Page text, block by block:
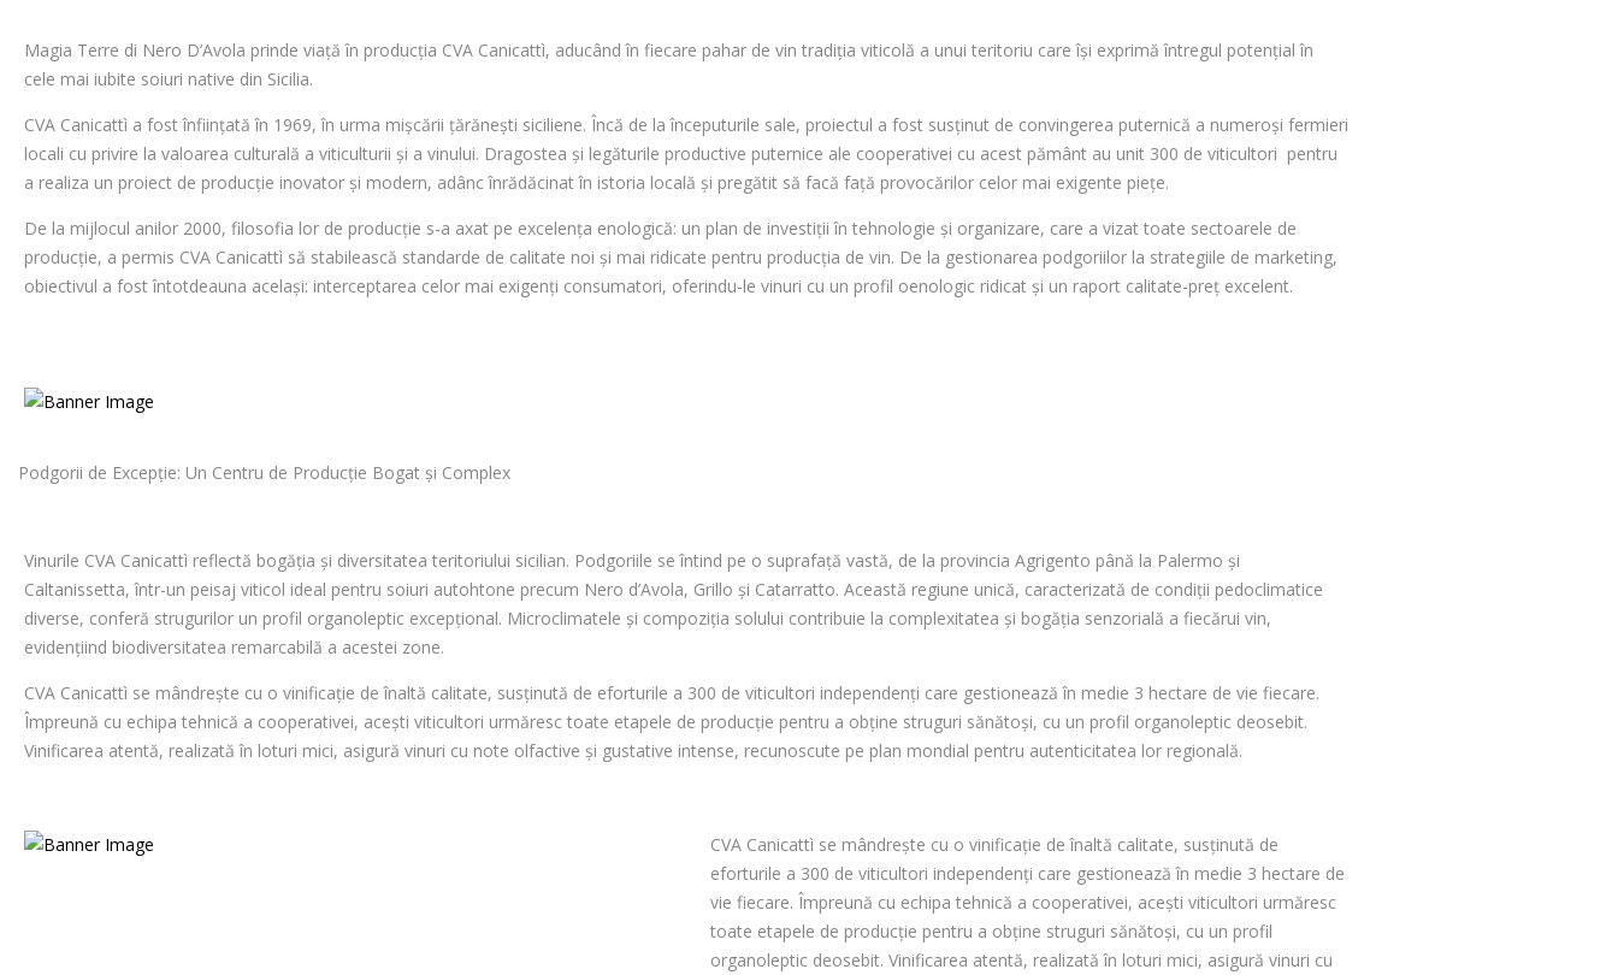
Magia Terre di Nero D’Avola prinde viață în producția CVA Canicattì, aducând în fiecare pahar de vin tradiția viticolă a unui teritoriu care își exprimă întregul potențial în
cele mai iubite soiuri native din Sicilia.
CVA Canicattì a fost înființată în 1969, în urma mișcării țărănești siciliene. Încă de la începuturile sale, proiectul a fost susținut de convingerea puternică a numeroși fermieri
locali cu privire la valoarea culturală a viticulturii și a vinului. Dragostea și legăturile productive puternice ale cooperativei cu acest pământ au unit 300 de viticultori pentru
a realiza un proiect de producție inovator și modern, adânc înrădăcinat în istoria locală și pregătit să facă față provocărilor celor mai exigente piețe.
De la mijlocul anilor 2000, filosofia lor de producție s-a axat pe excelența enologică: un plan de investiții în tehnologie și organizare, care a vizat toate sectoarele de
producție, a permis CVA Canicattì să stabilească standarde de calitate noi și mai ridicate pentru producția de vin. De la gestionarea podgoriilor la strategiile de marketing,
obiectivul a fost întotdeauna același: interceptarea celor mai exigenți consumatori, oferindu-le vinuri cu un profil oenologic ridicat și un raport calitate-preț excelent.
Podgorii de Excepție: Un Centru de Producție Bogat și Complex
Vinurile CVA Canicattì reflectă bogăția și diversitatea teritoriului sicilian. Podgoriile se întind pe o suprafață vastă, de la provincia Agrigento până la Palermo și
Caltanissetta, într-un peisaj viticol ideal pentru soiuri autohtone precum Nero d’Avola, Grillo și Catarratto. Această regiune unică, caracterizată de condiții pedoclimatice
diverse, conferă strugurilor un profil organoleptic excepțional. Microclimatele și compoziția solului contribuie la complexitatea și bogăția senzorială a fiecărui vin,
evidențiind biodiversitatea remarcabilă a acestei zone.
CVA Canicattì se mândrește cu o vinificație de înaltă calitate, susținută de eforturile a 300 de viticultori independenți care gestionează în medie 3 hectare de vie fiecare.
Împreună cu echipa tehnică a cooperativei, acești viticultori urmăresc toate etapele de producție pentru a obține struguri sănătoși, cu un profil organoleptic deosebit.
Vinificarea atentă, realizată în loturi mici, asigură vinuri cu note olfactive și gustative intense, recunoscute pe plan mondial pentru autenticitatea lor regională.
CVA Canicattì se mândrește cu o vinificație de înaltă calitate, susținută de
eforturile a 300 de viticultori independenți care gestionează în medie 3 hectare de
vie fiecare. Împreună cu echipa tehnică a cooperativei, acești viticultori urmăresc
toate etapele de producție pentru a obține struguri sănătoși, cu un profil
organoleptic deosebit. Vinificarea atentă, realizată în loturi mici, asigură vinuri cu